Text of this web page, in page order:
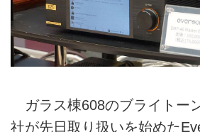
ガラス棟608のブライトー
社が先日取り扱いを始めた